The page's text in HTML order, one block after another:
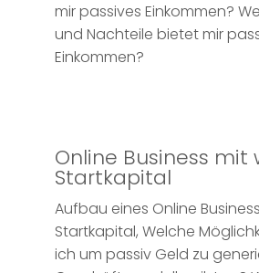
mir passives Einkommen?
und Nachteile bietet mir
Einkommen?
Online Business mit
Startkapital
Aufbau eines Online
Startkapital, Welche
ich um passiv Geld zu